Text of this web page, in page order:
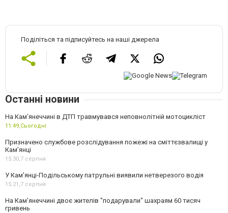
Поділіться та підписуйтесь на наші джерела
Останні новини
На Кам’янеччині в ДТП травмувався неповнолітній мотоцикліст
11:49,Сьогодні
Призначено службове розслідування пожежі на сміттєзвалищі у
Кам’янці
15:30,7 серпня
У Кам’янці-Подільському патрульні виявили нетверезого водія
15:21,7 серпня
На Камʼянеччині двоє жителів "подарували" шахраям 60 тисяч
гривень